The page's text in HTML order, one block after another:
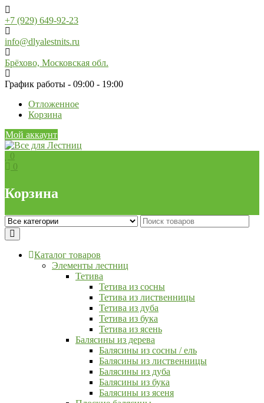
Skip
to
content
+7 (929) 649-92-23
info@dlyalestnits.ru
Брёхово, Московская обл.
График работы - 09:00 - 19:00
Отложенное
Корзина
Мой аккаунт
0
0
Корзина
Каталог товаров
Элементы лестниц
Тетива
Тетива из сосны
Тетива из лиственницы
Тетива из дуба
Тетива из бука
Тетива из ясень
Балясины из дерева
Балясины из сосны / ель
Балясины из лиственницы
Балясины из дуба
Балясины из бука
Балясины из ясеня